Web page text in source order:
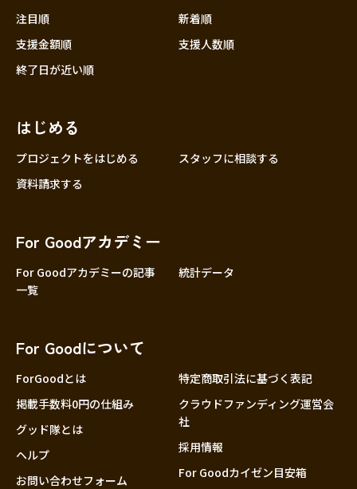
中国
大分
注目順
新着順
支援金額順
支援人数順
終了日が近い順
はじめる
プロジェクトをはじめる
スタッフに相談する
資料請求する
For Goodアカデミー
For Goodアカデミーの記事
一覧
統計データ
For Goodについて
ForGoodとは
掲載手数料0円の仕組み
グッド隊とは
ヘルプ
お問い合わせフォーム
特定商取引法に基づく表記
クラウドファンディング運営会
社
採用情報
For Goodカイゼン目安箱